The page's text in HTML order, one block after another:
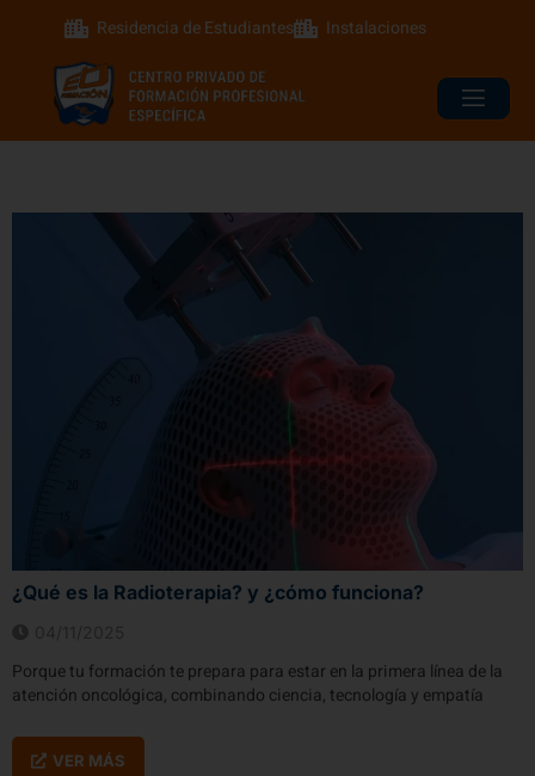
Residencia de Estudiantes Instalaciones
¿Qué es la Radioterapia? y ¿cómo funciona?
Porque tu formación te prepara para estar en la primera línea de la
atención oncológica, combinando ciencia, tecnología y empatía
VER MÁS